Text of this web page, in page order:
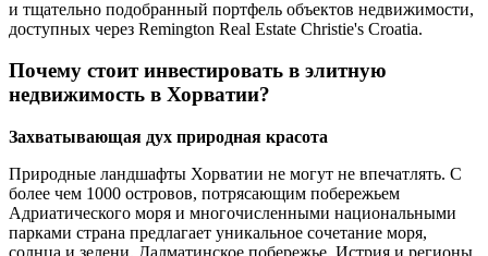
и тщательно подобранный портфель объектов недвижимости,
доступных через Remington Real Estate Christie's Croatia.
Почему стоит инвестировать в элитную
недвижимость в Хорватии?
Захватывающая дух природная красота
Природные ландшафты Хорватии не могут не впечатлять. С
более чем 1000 островов, потрясающим побережьем
Адриатического моря и многочисленными национальными
парками страна предлагает уникальное сочетание моря,
солнца и зелени. Далматинское побережье, Истрия и регионы